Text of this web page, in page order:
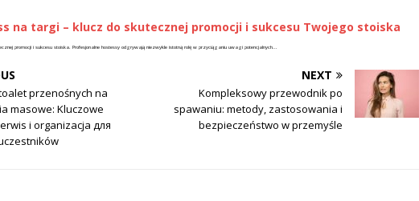
na targi – klucz do skutecznej promocji i sukcesu Twojego stoiska
promocji i sukcesu stoiska. Profesjonalne hostessy odgrywają niezwykle istotną rolę w przyciąganiu uwagi potencjalnych...
przenośnych na
masowe: Kluczowe
i organizacja для
NEXT
Kompleksowy przewodnik po
spawaniu: metody, zastosowania i
bezpieczeństwo w przemyśle